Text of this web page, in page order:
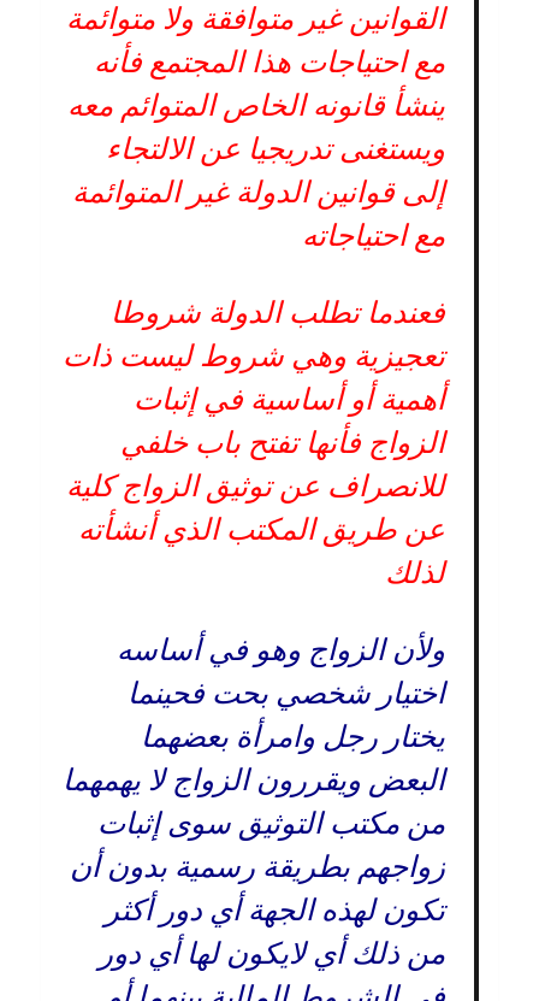
القوانين غير متوافقة ولا متوائمة
مع احتياجات هذا المجتمع فأنه
ينشأ قانونه الخاص المتوائم معه
ويستغنى تدريجيا عن الالتجاء
إلى قوانين الدولة غير المتوائمة
مع احتياجاته
فعندما تطلب الدولة شروطا
تعجيزية وهي شروط ليست ذات
أهمية أو أساسية في إثبات
الزواج فأنها تفتح باب خلفي
للانصراف عن توثيق الزواج كلية
عن طريق المكتب الذي أنشأته
لذلك
ولأن الزواج وهو في أساسه
اختيار شخصي بحت فحينما
يختار رجل وامرأة بعضهما
البعض ويقررون الزواج لا يهمهما
من مكتب التوثيق سوى إثبات
زواجهم بطريقة رسمية بدون أن
تكون لهذه الجهة أي دور أكثر
من ذلك أي لايكون لها أي دور